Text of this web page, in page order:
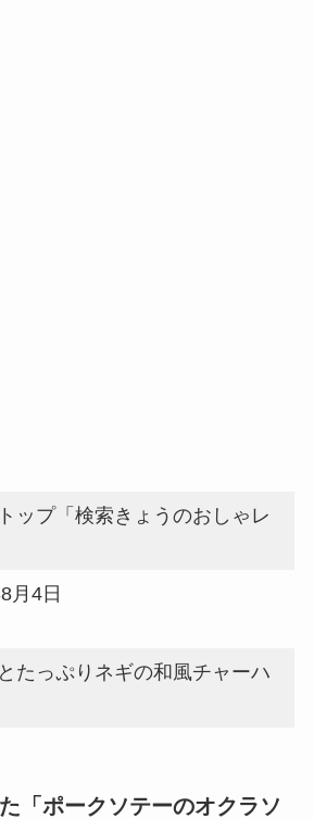
ップ「検索きょうのおしゃレ
月4日
たっぷりネギの和風チャーハ
「ポークソテーのオクラソ